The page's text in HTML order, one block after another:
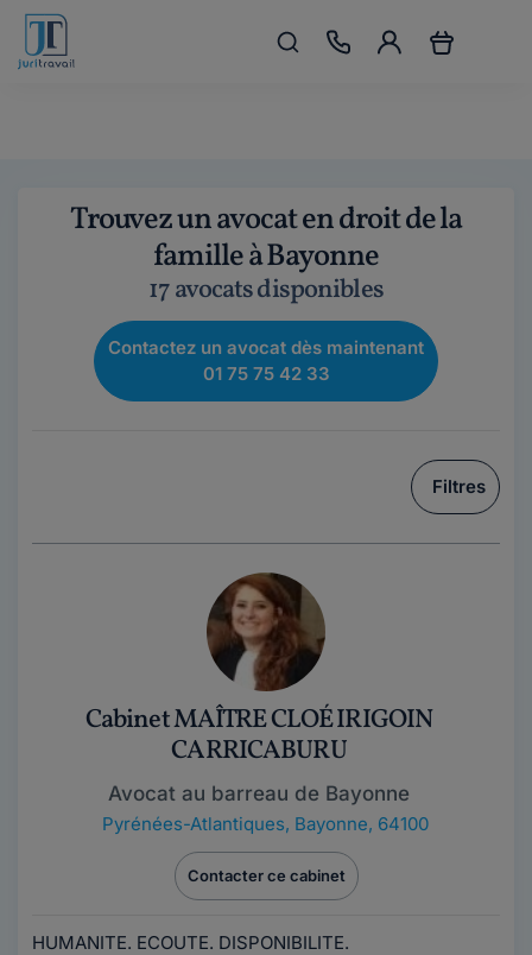
Trouvez un avocat en droit de la
famille à Bayonne
17 avocats disponibles
Contactez un avocat dès maintenant
01 75 75 42 33
Filtres
Cabinet MAÎTRE CLOÉ IRIGOIN
CARRICABURU
Avocat au barreau de Bayonne
Pyrénées-Atlantiques, Bayonne, 64100
Contacter ce cabinet
HUMANITE. ECOUTE. DISPONIBILITE.